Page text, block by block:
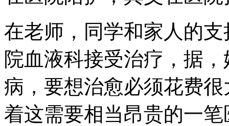
在老师，同学和家人的
院血液科接受治疗，据
病，要想治愈必须花费
着这需要相当昂贵的一